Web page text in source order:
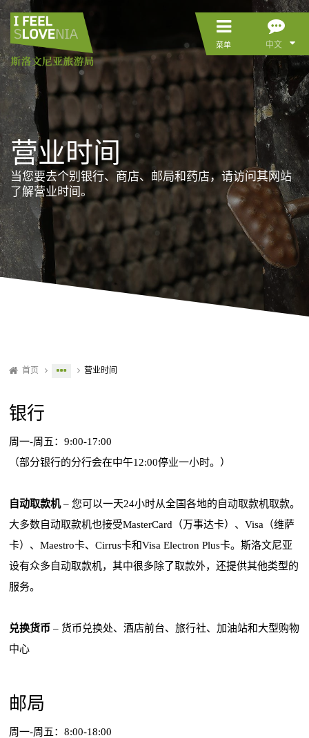
菜单 中文
营业时间
当您要去个别银行、商店、邮局和药店，请访问其网站
了解营业时间。
首页 营业时间
银行
周一-周五：9:00-17:00
（部分银行的分行会在中午12:00停业一小时。）
自动取款机– 您可以一天24小时从全国各地的自动取款机取款。
大多数自动取款机也接受MasterCard（万事达卡）、Visa（维萨
卡）、Maestro卡、Cirrus卡和Visa Electron Plus卡。斯洛文尼亚
设有众多自动取款机，其中很多除了取款外，还提供其他类型的
服务。
兑换货币 – 货币兑换处、酒店前台、旅行社、加油站和大型购物
中心
邮局
周一-周五：8:00-18:00